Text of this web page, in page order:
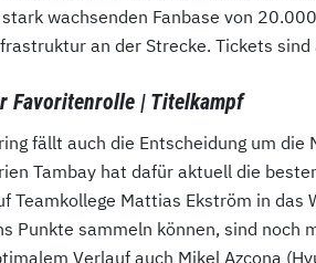
wachsenden Fanbase von
an der Strecke. Tickets sind
Favoritenrolle | Titelkampf
fällt auch die Entscheidung um
Tambay hat dafür aktuell die
Teamkollege Mattias Ekström in das
Punkte sammeln können, sind noch
Verlauf auch Mikel Azcona